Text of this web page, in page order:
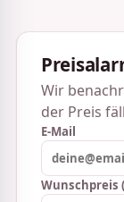
Wir
der Preis
E-Mail
Wunschpreis